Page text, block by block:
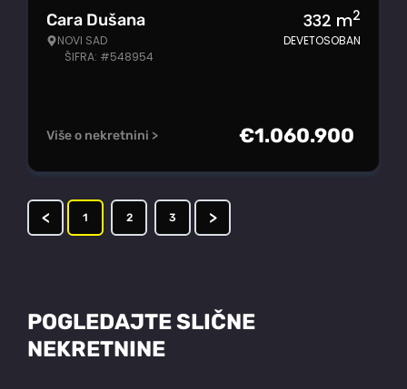
Cara Dušana
NOVI SAD
ŠIFRA: #548954
332 m2
DEVETOSOBAN
Više o nekretnini > €1.060.900
< 1 2 3 >
POGLEDAJTE SLIČNE
NEKRETNINE